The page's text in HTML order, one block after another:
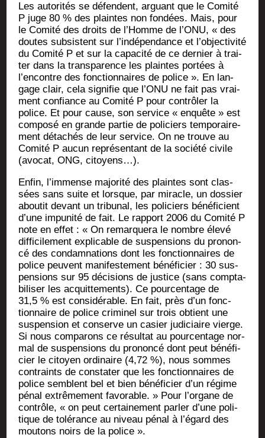
Les auto­ri­tés se défendent, arguant que le Comi­té
P juge 80 % des plaintes non fon­dées. Mais, pour
le Comi­té des droits de l’Homme de l’ONU, « des
doutes sub­sistent sur l’indépendance et l’objectivité
du Comi­té P et sur la capa­ci­té de ce der­nier à trai­
ter dans la trans­pa­rence les plaintes por­tées à
l’encontre des fonc­tion­naires de police ». En lan­
gage clair, cela signi­fie que l’ONU ne fait pas vrai­
ment confiance au Comi­té P pour contrô­ler la
police. Et pour cause, son ser­vice « enquête » est
com­po­sé en grande par­tie de poli­ciers tem­po­rai­re­
ment déta­chés de leur ser­vice. On ne trouve au
Comi­té P aucun repré­sen­tant de la socié­té civile
(avo­cat, ONG, citoyens…).
Enfin, l’immense majo­ri­té des plaintes sont clas­
sées sans suite et lorsque, par miracle, un dos­sier
abou­tit devant un tri­bu­nal, les poli­ciers béné­fi­cient
d’une impu­ni­té de fait. Le rap­port 2006 du Comi­té P
note en effet : « On remar­que­ra le nombre éle­vé
dif­fi­ci­le­ment expli­cable de sus­pen­sions du pro­non­
cé des condam­na­tions dont les fonc­tion­naires de
police peuvent mani­fes­te­ment béné­fi­cier : 30 sus­
pen­sions sur 95 déci­sions de jus­tice (sans comp­ta­
bi­li­ser les acquit­te­ments). Ce pour­cen­tage de
31,5 % est consi­dé­rable. En fait, près d’un fonc­
tion­naire de police cri­mi­nel sur trois obtient une
sus­pen­sion et conserve un casier judi­ciaire vierge.
Si nous com­pa­rons ce résul­tat au pour­cen­tage nor­
mal de sus­pen­sions du pro­non­cé dont peut béné­fi­
cier le citoyen ordi­naire (4,72 %), nous sommes
contraints de consta­ter que les fonc­tion­naires de
police semblent bel et bien béné­fi­cier d’un régime
pénal extrê­me­ment favo­rable. » Pour l’organe de
contrôle, « on peut cer­tai­ne­ment par­ler d’une poli­
tique de tolé­rance au niveau pénal à l’égard des
mou­tons noirs de la police ».